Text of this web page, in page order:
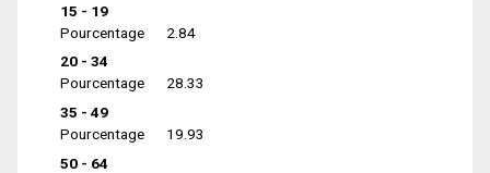
15 - 19
Pourcentage
2.84
20 - 34
Pourcentage
28.33
35 - 49
Pourcentage
19.93
50 - 64